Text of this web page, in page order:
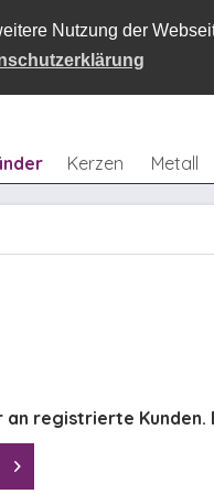
Nutzung der
Kerzen Metall
an registrierte Kunden.